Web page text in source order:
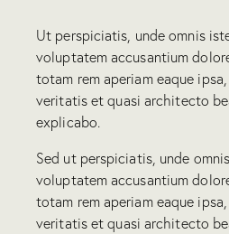
Ut perspiciatis, unde omnis
voluptatem accusantium
totam rem aperiam eaque
veritatis et quasi architecto
explicabo.
Sed ut perspiciatis, unde
voluptatem accusantium
totam rem aperiam eaque
veritatis et quasi architecto